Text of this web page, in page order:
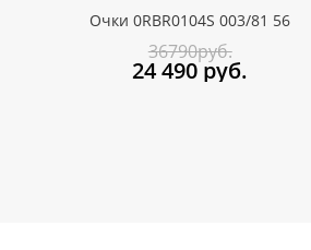
ПРИВЕЗТИ ПОД ЗАКАЗ
Очки 0RBR0104S 003/81 56
36790руб.
24 490 руб.